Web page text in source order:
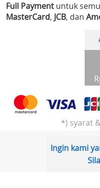
Full Payment untuk
MasterCard, JCB, dan
*) syarat
Ingin kami